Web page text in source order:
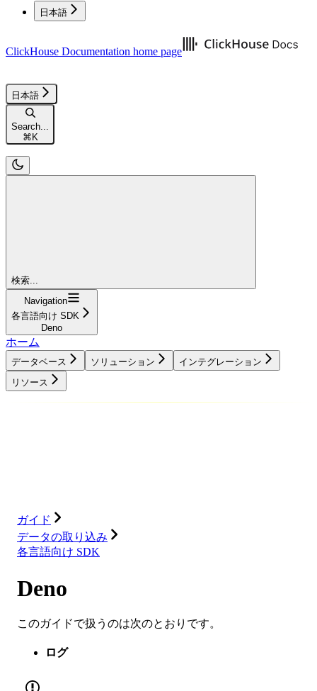
日本語
ClickHouse Documentation home page
日本語
Search...
⌘ K
検索...
Navigation
各言語向け SDK
Deno
ホーム
データベース ソリューション
インテグレーション
リソース
ガイド
データの取り込み
各言語向け SDK
Deno
このガイドで扱うのは次のとおりです。
ログ